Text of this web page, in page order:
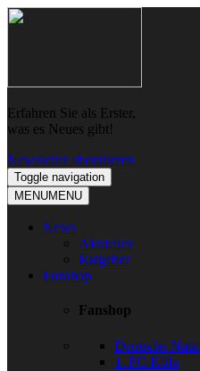
Skip
Skip
Erfahren Sie als Erster,
was es Neues gibt!
Newsletter abonnieren
Toggle navigation
MENUMENU
News
Aktuelles
Ratgeber
Fanshop
Fanshop
Deutsche
1. FC Köln